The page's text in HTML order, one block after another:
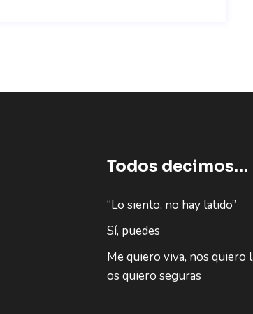
Todos decimos…
“Lo siento, no hay latido”
Sí, puedes
Me quiero viva, nos quiero
os quiero seguras